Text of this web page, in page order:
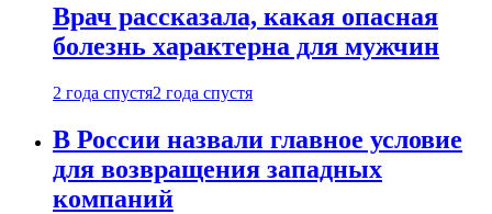
Врач рассказала, какая опасная
болезнь характерна для мужчин
2 года спустя2 года спустя
В России назвали главное условие
для возвращения западных
компаний